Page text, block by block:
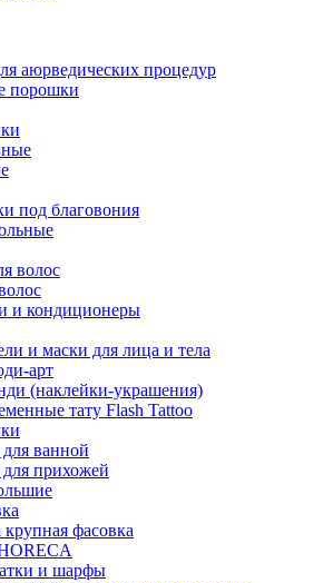
аюрведических процедур
порошки
под благовония
волос
и кондиционеры
и маски для лица и тела
арт
(наклейки-украшения)
тату Flash Tattoo
ванной
прихожей
фасовка
и шарфы